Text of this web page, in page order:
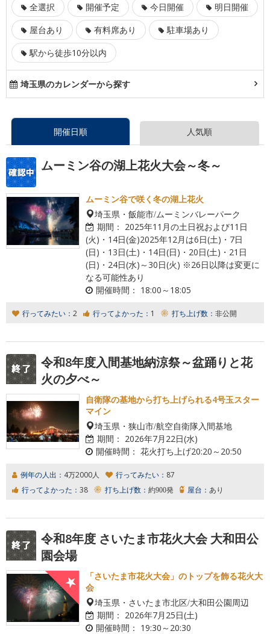
全選択 開催予定 今日開催
明日開催
屋台あり
有料席あり
駐車場あり
駅から徒歩10分以内
埼玉県のカレンダーから探す
開催日順 人気順
ムーミン谷の湖上花火大会～冬～
ムーミン谷で咲く冬の湖上花火
埼玉県・飯能市/ムーミンバレーパーク
期間： 2025年11月の土日祝および11日
(火)・14日(金)2025年12月は6日(土)・7日
(日)・13日(土)・14日(日)・20日(土)・21日
(日)・24日(水)～30日(火) ※26日以降は変更に
なる可能性あり
開催時間： 18:00～18:05
行ってみたい： 2 行ってよかった： 1 打ち上げ数： 非公開
令和8年度入間基地納涼祭～盆踊りと花
火の夕べ～
自衛隊の基地から打ち上げられる4号玉スター
マイン
埼玉県・狭山市/航空自衛隊入間基地
期間： 2026年7月22日(水)
開催時間： 花火打ち上げ20:20～20:50
例年の人出： 4万2000人 行ってみたい： 87
行ってよかった： 38 打ち上げ数： 約900発 屋台： あり
令和8年度 さいたま市花火大会 大和田公
園会場
「さいたま市花火大会」のトップを飾る花火大
会
埼玉県・さいたま市北区/大和田公園周辺
期間： 2026年7月25日(土)
開催時間： 19:30～20:30